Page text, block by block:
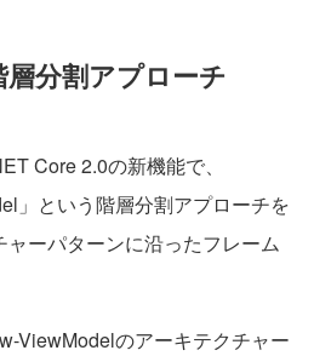
分割アプローチ
Core 2.0の新機能で、
」という階層分割アプローチを
ーパターンに沿ったフレーム
ViewModelのアーキテクチャー